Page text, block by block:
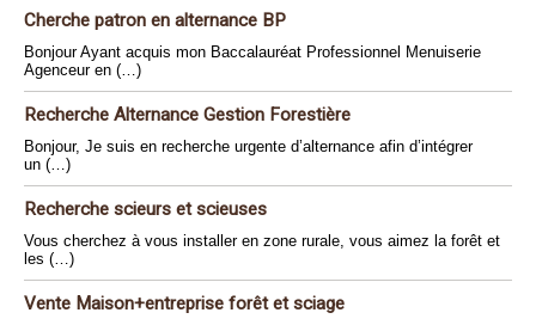
Cherche patron en alternance BP
Bonjour Ayant acquis mon Baccalauréat Professionnel Menuiserie
Agenceur en (…)
Recherche Alternance Gestion Forestière
Bonjour, Je suis en recherche urgente d’alternance afin d’intégrer
un (…)
Recherche scieurs et scieuses
Vous cherchez à vous installer en zone rurale, vous aimez la forêt et
les (…)
Vente Maison+entreprise forêt et sciage